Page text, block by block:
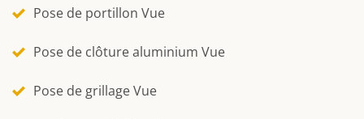
Pose de portillon Vue
Pose de clôture aluminium Vue
Pose de grillage Vue